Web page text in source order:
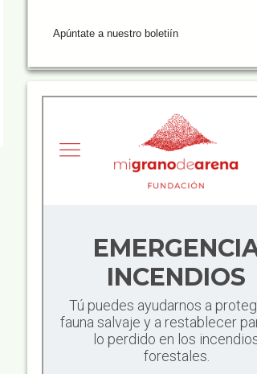
Apúntate a nuestro boletiín